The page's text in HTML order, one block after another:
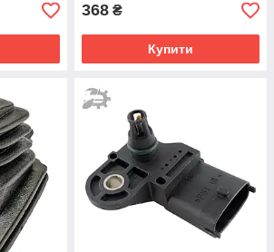
368 ₴
Купити